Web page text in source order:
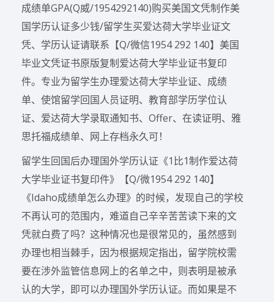
成绩单GPA(Q威/1954292140)购买美国文凭制作美
国学历认证多少钱/留学生买爱达荷大学毕业证文
凭、学历认证请联系【Q/微信1954 292 140】美国
毕业文凭证书原版复制爱达荷大学毕业证书复印
件。专业为留学生办理爱达荷大学毕业证、成绩
单、使馆留学回国人员证明、教育部学历学位认
证、爱达荷大学录取通知书、Offer、在读证明、雅
思托福成绩单、网上存档永久可！
留学生回国后办理国外学历认证《1比1制作爱达荷
大学毕业证书复印件》【Q/微1954 292 140】
《Idaho成绩单怎么办理》的时候，发现自己的学校
不再认可的范围内，难道自己辛辛苦苦读下来的文
凭就白费了吗？这种情况也是很常见的，虽然感到
办理也相当棘手，因为根据规定指出，留学院校需
要在涉外监管信息网上的名单之中，则表明是被承
认的大学，即可以办理国外学历认证。而如果是不